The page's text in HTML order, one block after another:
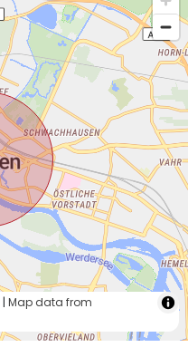
| Map data from